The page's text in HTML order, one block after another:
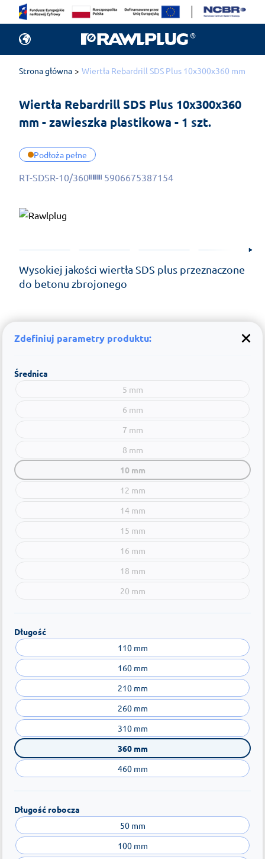
Strona główna Wiertła Rebardrill SDS Plus 10x300x360 mm -
Wiertła Rebardrill SDS Plus 10x300x360
mm - zawieszka plastikowa - 1 szt.
Podłoża pełne
RT-SDSR-10/360 5906675387154
Wysokiej jakości wiertła SDS plus przeznaczone
do betonu zbrojonego
Zdefiniuj parametry produktu:
Średnica
5 mm
6 mm
7 mm
8 mm
10 mm
12 mm
14 mm
15 mm
16 mm
18 mm
20 mm
Długość
110 mm
160 mm
210 mm
260 mm
310 mm
360 mm
460 mm
Długość robocza
50 mm
100 mm